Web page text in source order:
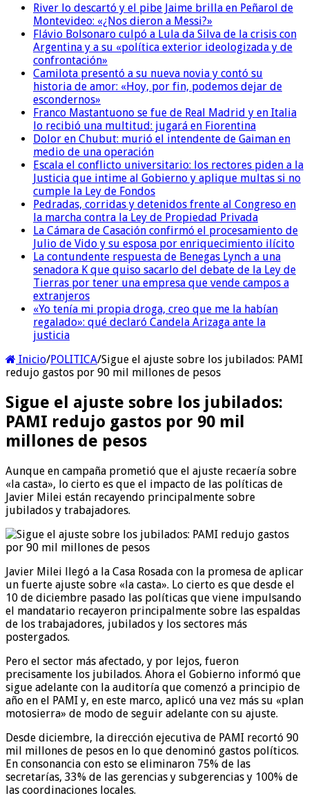
River lo descartó y el pibe Jaime brilla en Peñarol de
Montevideo: «¿Nos dieron a Messi?»
Flávio Bolsonaro culpó a Lula da Silva de la crisis con
Argentina y a su «política exterior ideologizada y de
confrontación»
Camilota presentó a su nueva novia y contó su
historia de amor: «Hoy, por fin, podemos dejar de
escondernos»
Franco Mastantuono se fue de Real Madrid y en Italia
lo recibió una multitud: jugará en Fiorentina
Dolor en Chubut: murió el intendente de Gaiman en
medio de una operación
Escala el conflicto universitario: los rectores piden a la
Justicia que intime al Gobierno y aplique multas si no
cumple la Ley de Fondos
Pedradas, corridas y detenidos frente al Congreso en
la marcha contra la Ley de Propiedad Privada
La Cámara de Casación confirmó el procesamiento de
Julio de Vido y su esposa por enriquecimiento ilícito
La contundente respuesta de Benegas Lynch a una
senadora K que quiso sacarlo del debate de la Ley de
Tierras por tener una empresa que vende campos a
extranjeros
«Yo tenía mi propia droga, creo que me la habían
regalado»: qué declaró Candela Arizaga ante la
justicia
Inicio/POLITICA/Sigue el ajuste sobre los jubilados: PAMI
redujo gastos por 90 mil millones de pesos
Sigue el ajuste sobre los jubilados:
PAMI redujo gastos por 90 mil
millones de pesos
Aunque en campaña prometió que el ajuste recaería sobre
«la casta», lo cierto es que el impacto de las políticas de
Javier Milei están recayendo principalmente sobre
jubilados y trabajadores.
Javier Milei llegó a la Casa Rosada con la promesa de aplicar
un fuerte ajuste sobre «la casta». Lo cierto es que desde el
10 de diciembre pasado las políticas que viene impulsando
el mandatario recayeron principalmente sobre las espaldas
de los trabajadores, jubilados y los sectores más
postergados.
Pero el sector más afectado, y por lejos, fueron
precisamente los jubilados. Ahora el Gobierno informó que
sigue adelante con la auditoría que comenzó a principio de
año en el PAMI y, en este marco, aplicó una vez más su «plan
motosierra» de modo de seguir adelante con su ajuste.
Desde diciembre, la dirección ejecutiva de PAMI recortó 90
mil millones de pesos en lo que denominó gastos políticos.
En consonancia con esto se eliminaron 75% de las
secretarías, 33% de las gerencias y subgerencias y 100% de
las coordinaciones locales.